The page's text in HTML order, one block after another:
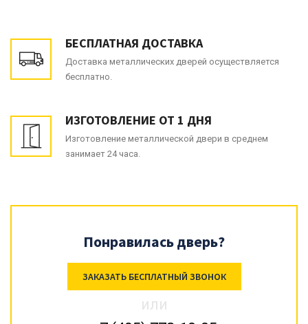
БЕСПЛАТНАЯ ДОСТАВКА
Доставка металлических дверей осуществляется
бесплатно.
ИЗГОТОВЛЕНИЕ ОТ 1 ДНЯ
Изготовление металлической двери в среднем
занимает 24 часа.
Понравилась дверь?
ЗАКАЗАТЬ БЕСПЛАТНЫЙ ЗВОНОК
или